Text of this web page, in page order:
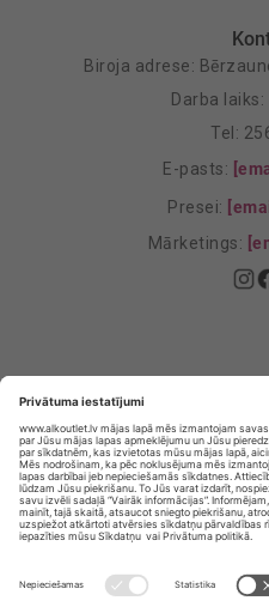
Biroja adrese:
Darba
Tel:
E-pasts:
Presei:
Mārketings:
E-veikala